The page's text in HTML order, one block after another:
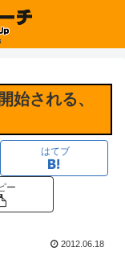
始される、
はてブ
ー
2012.06.18